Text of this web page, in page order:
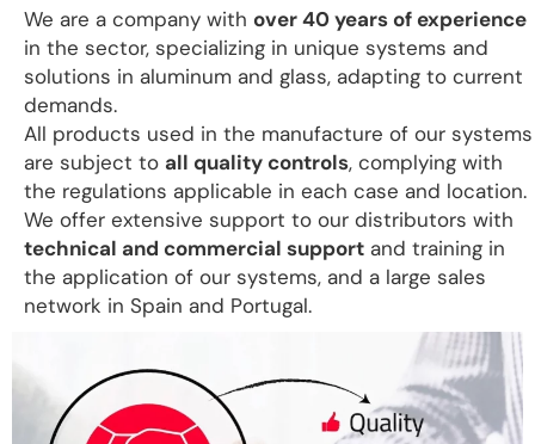
We are a company with over 40 years of experience
in the sector, specializing in unique systems and
solutions in aluminum and glass, adapting to current
demands.
All products used in the manufacture of our systems
are subject to all quality controls, complying with
the regulations applicable in each case and location.
We offer extensive support to our distributors with
technical and commercial support and training in
the application of our systems, and a large sales
network in Spain and Portugal.